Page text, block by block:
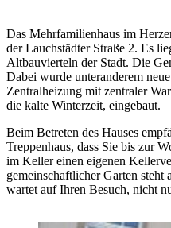
Das Mehrfamilienhaus im
der Lauchstädter Straße 2. Es
Altbauvierteln der Stadt. Die
Dabei wurde unteranderem
Zentralheizung mit zentraler
die kalte Winterzeit, eingebaut.
Beim Betreten des Hauses
Treppenhaus, dass Sie bis zur
im Keller einen eigenen
gemeinschaftlicher Garten
wartet auf Ihren Besuch, nicht